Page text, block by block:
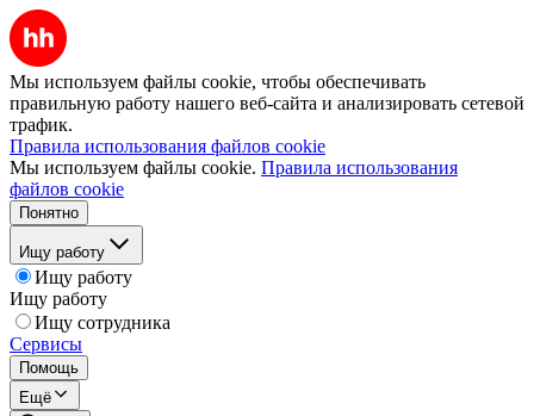
Мы используем файлы cookie, чтобы обеспечивать
правильную работу нашего веб-сайта и анализировать сетевой
трафик.
Правила использования файлов cookie
Мы используем файлы cookie. Правила использования
файлов cookie
Понятно
Ищу работу
Ищу работу
Ищу работу
Ищу сотрудника
Сервисы
Помощь
Ещё